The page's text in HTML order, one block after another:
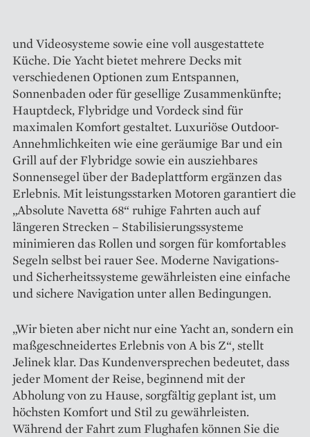
und Videosysteme sowie eine voll ausgestattete
Küche. Die Yacht bietet mehrere Decks mit
verschiedenen Optionen zum Entspannen,
Sonnenbaden oder für gesellige Zusammenkünfte;
Hauptdeck, Flybridge und Vordeck sind für
maximalen Komfort gestaltet. Luxuriöse Outdoor-
Annehmlichkeiten wie eine geräumige Bar und ein
Grill auf der Flybridge sowie ein ausziehbares
Sonnensegel über der Badeplattform ergänzen das
Erlebnis. Mit leistungsstarken Motoren garantiert die
„Absolute Navetta 68“ ruhige Fahrten auch auf
längeren Strecken – Stabilisierungssysteme
minimieren das Rollen und sorgen für komfortables
Segeln selbst bei rauer See. Moderne Navigations-
und Sicher­heitssysteme gewährleisten eine einfache
und sichere Navigation unter allen Bedingungen.
„Wir bieten aber nicht nur eine Yacht an, sondern ein
maßgeschneidertes Erlebnis von A bis Z“, stellt
Jelinek klar. Das Kundenversprechen bedeutet, dass
jeder Moment der Reise, beginnend mit der
Abholung von zu Hause, sorgfältig geplant ist, um
höchsten Komfort und Stil zu gewährleisten.
Während der Fahrt zum Flughafen können Sie die